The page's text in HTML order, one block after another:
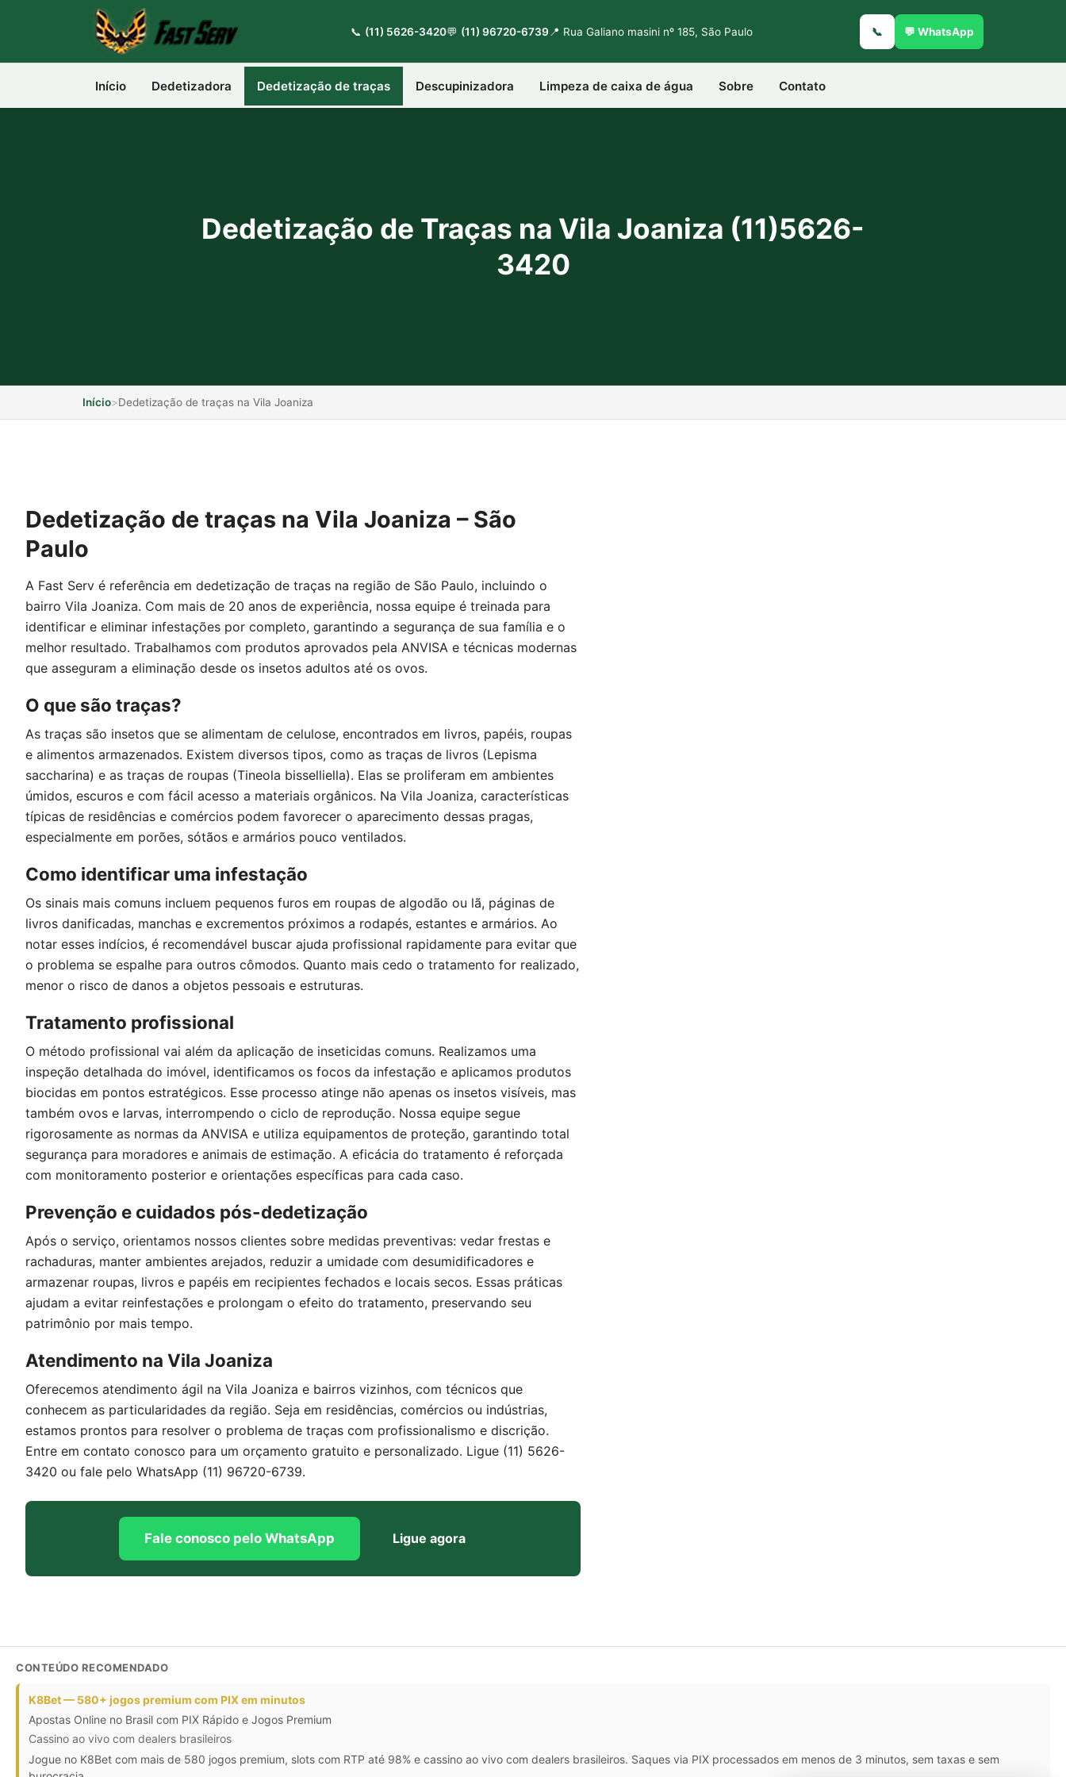
📞 (11) 5626-3420💬 (11) 96720-6739 📍 Rua Galiano masini nº 185, São Paulo 📞 💬 WhatsApp
Início Dedetizadora Dedetização de traças Descupinizadora Limpeza de caixa de água Sobre Contato
Dedetização de Traças na Vila Joaniza (11)5626-
3420
Início>Dedetização de traças na Vila Joaniza
Dedetização de traças na Vila Joaniza – São
Paulo
A Fast Serv é referência em dedetização de traças na região de São Paulo, incluindo o
bairro Vila Joaniza. Com mais de 20 anos de experiência, nossa equipe é treinada para
identificar e eliminar infestações por completo, garantindo a segurança de sua família e o
melhor resultado. Trabalhamos com produtos aprovados pela ANVISA e técnicas modernas
que asseguram a eliminação desde os insetos adultos até os ovos.
O que são traças?
As traças são insetos que se alimentam de celulose, encontrados em livros, papéis, roupas
e alimentos armazenados. Existem diversos tipos, como as traças de livros (Lepisma
saccharina) e as traças de roupas (Tineola bisselliella). Elas se proliferam em ambientes
úmidos, escuros e com fácil acesso a materiais orgânicos. Na Vila Joaniza, características
típicas de residências e comércios podem favorecer o aparecimento dessas pragas,
especialmente em porões, sótãos e armários pouco ventilados.
Como identificar uma infestação
Os sinais mais comuns incluem pequenos furos em roupas de algodão ou lã, páginas de
livros danificadas, manchas e excrementos próximos a rodapés, estantes e armários. Ao
notar esses indícios, é recomendável buscar ajuda profissional rapidamente para evitar que
o problema se espalhe para outros cômodos. Quanto mais cedo o tratamento for realizado,
menor o risco de danos a objetos pessoais e estruturas.
Tratamento profissional
O método profissional vai além da aplicação de inseticidas comuns. Realizamos uma
inspeção detalhada do imóvel, identificamos os focos da infestação e aplicamos produtos
biocidas em pontos estratégicos. Esse processo atinge não apenas os insetos visíveis, mas
também ovos e larvas, interrompendo o ciclo de reprodução. Nossa equipe segue
rigorosamente as normas da ANVISA e utiliza equipamentos de proteção, garantindo total
segurança para moradores e animais de estimação. A eficácia do tratamento é reforçada
com monitoramento posterior e orientações específicas para cada caso.
Prevenção e cuidados pós-dedetização
Após o serviço, orientamos nossos clientes sobre medidas preventivas: vedar frestas e
rachaduras, manter ambientes arejados, reduzir a umidade com desumidificadores e
armazenar roupas, livros e papéis em recipientes fechados e locais secos. Essas práticas
ajudam a evitar reinfestações e prolongam o efeito do tratamento, preservando seu
patrimônio por mais tempo.
Atendimento na Vila Joaniza
Oferecemos atendimento ágil na Vila Joaniza e bairros vizinhos, com técnicos que
conhecem as particularidades da região. Seja em residências, comércios ou indústrias,
estamos prontos para resolver o problema de traças com profissionalismo e discrição.
Entre em contato conosco para um orçamento gratuito e personalizado. Ligue (11) 5626-
3420 ou fale pelo WhatsApp (11) 96720-6739.
Fale conosco pelo WhatsApp Ligue agora
CONTEÚDO RECOMENDADO
K8Bet — 580+ jogos premium com PIX em minutos
Apostas Online no Brasil com PIX Rápido e Jogos Premium
Cassino ao vivo com dealers brasileiros
Jogue no K8Bet com mais de 580 jogos premium, slots com RTP até 98% e cassino ao vivo com dealers brasileiros. Saques via PIX processados em menos de 3 minutos, sem taxas e sem